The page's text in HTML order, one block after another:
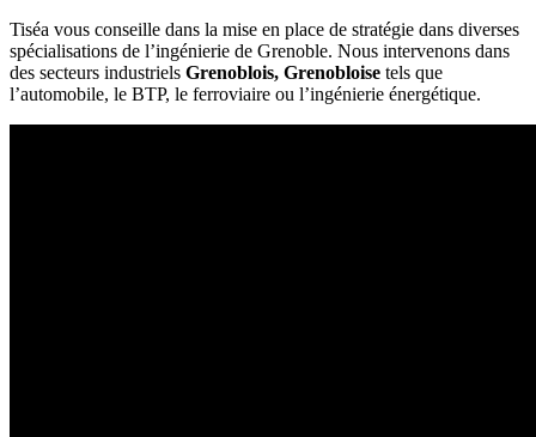
Tiséa vous conseille dans la mise en place de stratégie dans diverses
spécialisations de l’ingénierie de Grenoble. Nous intervenons dans
des secteurs industriels Grenoblois, Grenobloise tels que
l’automobile, le BTP, le ferroviaire ou l’ingénierie énergétique.